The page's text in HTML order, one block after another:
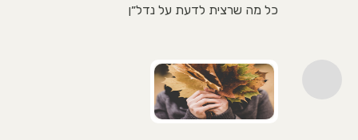
כל מה שרצית לדעת על נדל״ן